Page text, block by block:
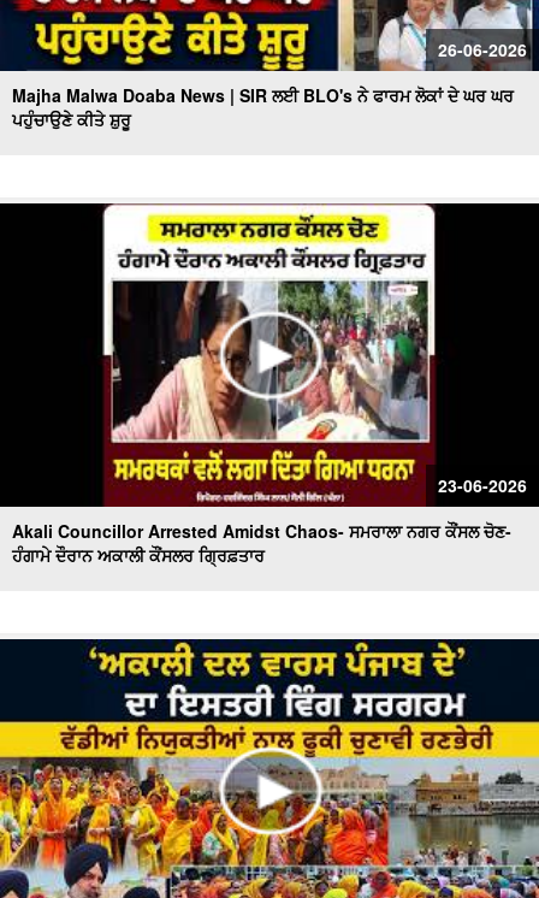
26-06-2026
Majha Malwa Doaba News | SIR ਲਈ BLO's ਨੇ ਫਾਰਮ ਲੋਕਾਂ ਦੇ ਘਰ ਘਰ
ਪਹੁੰਚਾਉਣੇ ਕੀਤੇ ਸ਼ੁਰੂ
23-06-2026
Akali Councillor Arrested Amidst Chaos- ਸਮਰਾਲਾ ਨਗਰ ਕੌਂਸਲ ਚੋਣ-
ਹੰਗਾਮੇ ਦੌਰਾਨ ਅਕਾਲੀ ਕੌਂਸਲਰ ਗ੍ਰਿਫ਼ਤਾਰ